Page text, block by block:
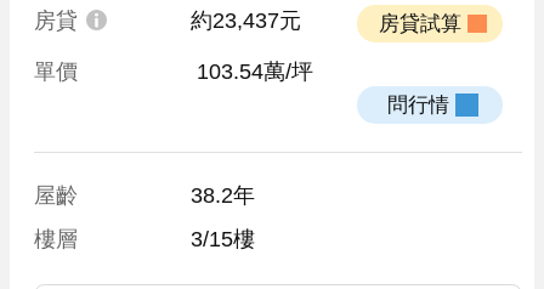
房貸 約23,437元
單價 103.54萬/坪
屋齡
38.2年
樓層
3/15樓